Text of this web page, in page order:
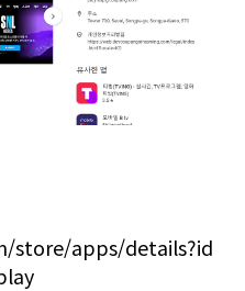
store/apps/details?id